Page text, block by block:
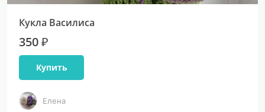
Кукла Василиса
350 ₽
Купить
Елена